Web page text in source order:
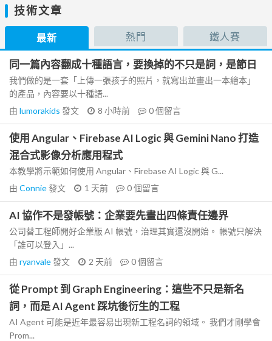
技術文章
最新 熱門 鐵人賽
同一篇內容翻成十種語言，要換掉的不只是詞，是節日
我們做的是一套「上傳一張孩子的照片，就寫出並畫出一本繪本」
的產品，內容要以十種語...
由 lumorakids 發文 8 小時前 0個留言
使用 Angular、Firebase AI Logic 與 Gemini Nano 打造
混合式影像分析應用程式
本教學將示範如何使用 Angular、Firebase AI Logic 與 G...
由 Connie發文 1 天前 0個留言
AI 協作不是發帳號：企業要先畫出四條責任邊界
公司替工程師開好企業版 AI 帳號，治理其實還沒開始。 帳號只解決
「誰可以登入」...
由 ryanvale發文 2 天前 0個留言
從 Prompt 到 Graph Engineering：這些不只是新名
詞，而是 AI Agent 踩坑後衍生的工程
AI Agent 可能是近年最容易出現新工程名詞的領域。 我們才剛學會
Prom...